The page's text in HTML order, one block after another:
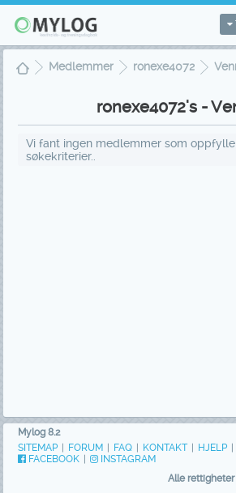
Medlemmer ronexe4072
ronexe4072's -
Vi fant ingen medlemmer som
søkekriterier..
Mylog 8.2
SITEMAP
FORUM FAQ KONTAKT HJELP
FACEBOOK
INSTAGRAM
Alle